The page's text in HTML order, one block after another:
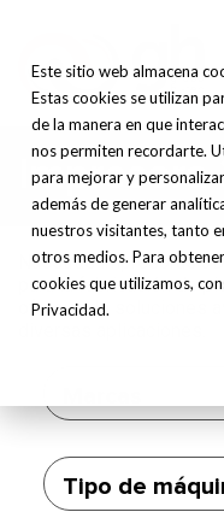
Este sitio web almacena
Estas cookies se utilizan
de la manera en que
nos permiten recordarte.
para mejorar y
además de generar
nuestros visitantes, tanto
otros medios. Para
cookies que utilizamos,
Privacidad.
Impresora
Nuestras impresoras
para la fabricación de
ofreciendo soluciones
Tipo de